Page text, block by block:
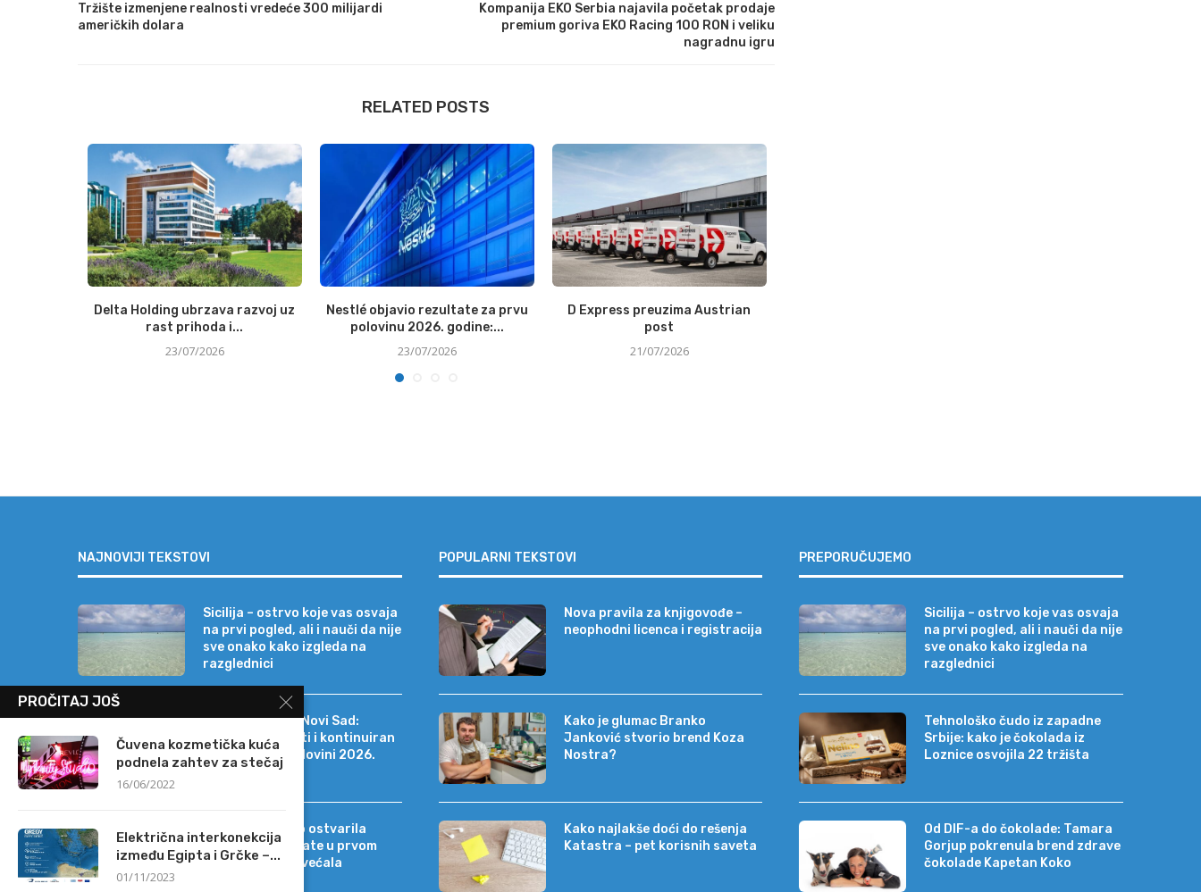
Tržište izmenjene realnosti vredeće 300 milijardi
američkih dolara
Kompanija EKO Serbia najavila početak prodaje
premium goriva EKO Racing 100 RON i veliku
nagradnu igru
RELATED POSTS
Delta Holding ubrzava razvoj uz
rast prihoda i...
23/07/2026
Nestlé objavio rezultate za prvu
polovinu 2026. godine:...
23/07/2026
D Express preuzima Austrian
post
21/07/2026
NAJNOVIJI TEKSTOVI
Sicilija – ostrvo koje vas osvaja
na prvi pogled, ali i nauči da nije
sve onako kako izgleda na
razglednici
Erste Bank a.d. Novi Sad:
Stabilni rezultati i kontinuiran
rast i u prvoj polovini 2026.
godine
Intesa Sanpaolo ostvarila
rekordne rezultate u prvom
polugodištu, povećala
POPULARNI TEKSTOVI
Nova pravila za knjigovođe –
neophodni licenca i registracija
Kako je glumac Branko
Janković stvorio brend Koza
Nostra?
Kako najlakše doći do rešenja
Katastra – pet korisnih saveta
PREPORUČUJEMO
Sicilija – ostrvo koje vas osvaja
na prvi pogled, ali i nauči da nije
sve onako kako izgleda na
razglednici
Tehnološko čudo iz zapadne
Srbije: kako je čokolada iz
Loznice osvojila 22 tržišta
Od DIF-a do čokolade: Tamara
Gorjup pokrenula brend zdrave
čokolade Kapetan Koko
PROČITAJ JOŠ
Čuvena kozmetička kuća
podnela zahtev za stečaj
16/06/2022
Električna interkonekcija
između Egipta i Grčke –...
01/11/2023